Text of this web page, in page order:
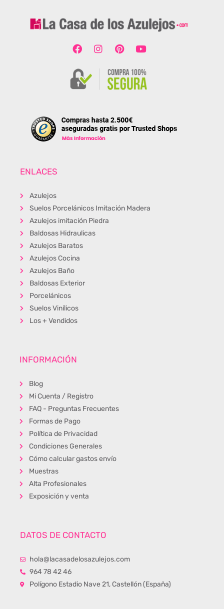
ENLACES
Azulejos
Suelos Porcelánicos Imitación Madera
Azulejos imitación Piedra
Baldosas Hidraulicas
Azulejos Baratos
Azulejos Cocina
Azulejos Baño
Baldosas Exterior
Porcelánicos
Suelos Vinílicos
Los + Vendidos
INFORMACIÓN
Blog
Mi Cuenta / Registro
FAQ - Preguntas Frecuentes
Formas de Pago
Política de Privacidad
Condiciones Generales
Cómo calcular gastos envío
Muestras
Alta Profesionales
Exposición y venta
DATOS DE CONTACTO
hola@lacasadelosazulejos.com
964 78 42 46
Polígono Estadio Nave 21, Castellón (España)